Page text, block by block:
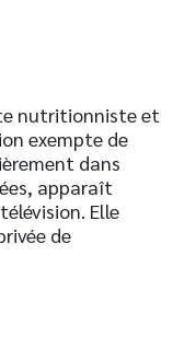
nutritionniste et
exempte de
dans
apparaît
Elle
de